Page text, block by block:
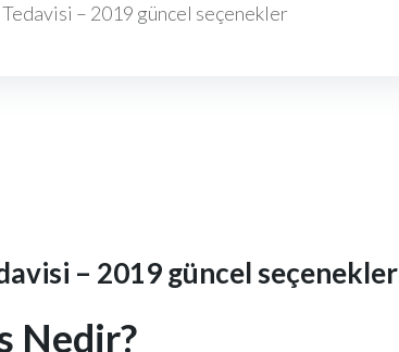
– 2019 güncel seçenekler
– 2019 güncel seçenekler
Nedir?